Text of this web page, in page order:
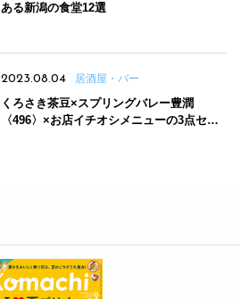
ある新潟の食堂12選
2023.08.04 居酒屋・バー
くろさき茶豆×スプリングバレー豊潤
〈496〉×お店イチオシメニューの3点セッ